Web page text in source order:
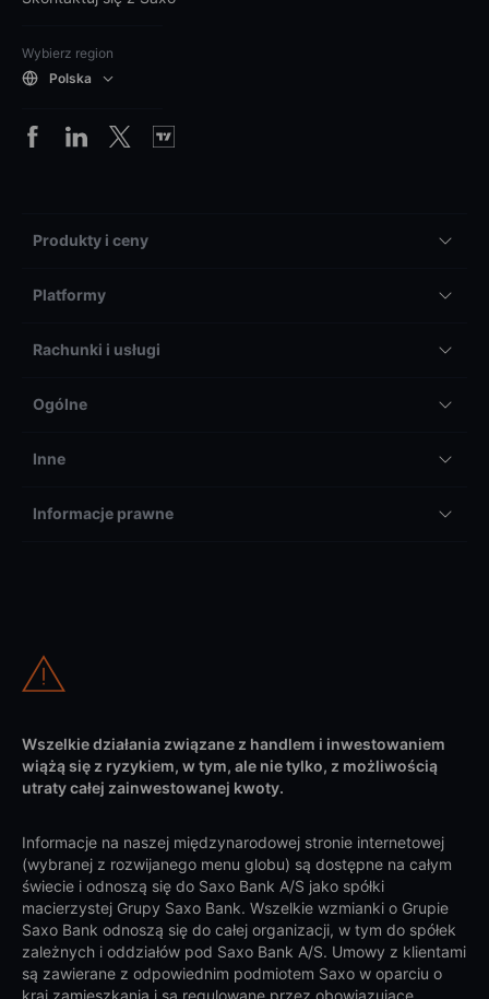
Wybierz region
Polska
Produkty i ceny
Platformy
Rachunki i usługi
Ogólne
Inne
Informacje prawne
Wszelkie działania związane z handlem i inwestowaniem
wiążą się z ryzykiem, w tym, ale nie tylko, z możliwością
utraty całej zainwestowanej kwoty.
Informacje na naszej międzynarodowej stronie internetowej
(wybranej z rozwijanego menu globu) są dostępne na całym
świecie i odnoszą się do Saxo Bank A/S jako spółki
macierzystej Grupy Saxo Bank. Wszelkie wzmianki o Grupie
Saxo Bank odnoszą się do całej organizacji, w tym do spółek
zależnych i oddziałów pod Saxo Bank A/S. Umowy z klientami
są zawierane z odpowiednim podmiotem Saxo w oparciu o